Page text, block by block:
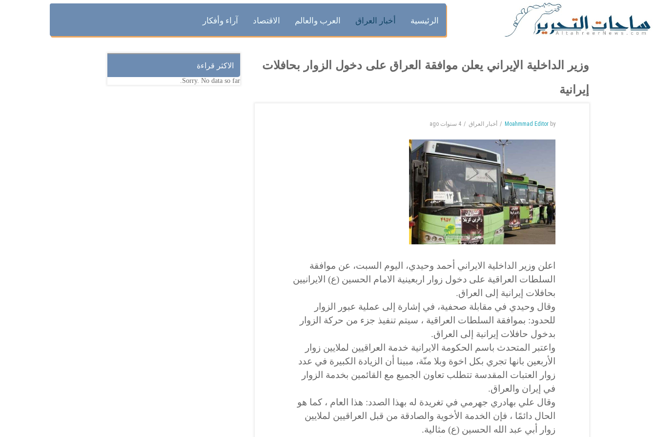
الرئيسية أخبار العراق العرب والعالم الاقتصاد آراء وأفكار
وزير الداخلية الإيراني يعلن موافقة العراق على دخول الزوار بحافلات
إيرانية
by
Moahmmad Editor أخبار العراق 4 سنوات ago
اعلن وزير الداخلية الايراني أحمد وحيدي، اليوم السبت، عن موافقة
السلطات العراقية على دخول زوار اربعينية الامام الحسين (ع) الايرانيين
بحافلات إيرانية إلى العراق.
وقال وحيدي في مقابلة صحفية، في إشارة إلى عملية عبور الزوار
للحدود: بموافقة السلطات العراقية ، سيتم تنفيذ جزء من حركة الزوار
بدخول حافلات إيرانية إلى العراق.
واعتبر المتحدث باسم الحكومة الايرانية خدمة العراقيين لملايين زوار
الأربعين بانها تجري بكل اخوة وبلا منّة، مبينا أن الزيادة الكبيرة في عدد
زوار العتبات المقدسة تتطلب تعاون الجميع مع القائمين بخدمة الزوار
في إيران والعراق.
وقال علي بهادري جهرمي في تغريدة له بهذا الصدد: هذا العام ، كما هو
الحال دائمًا ، فإن الخدمة الأخوية والصادقة من قبل العراقيين لملايين
زوار أبي عبد الله الحسين (ع) مثالية.
الاكثر قراءة
Sorry. No data so far.